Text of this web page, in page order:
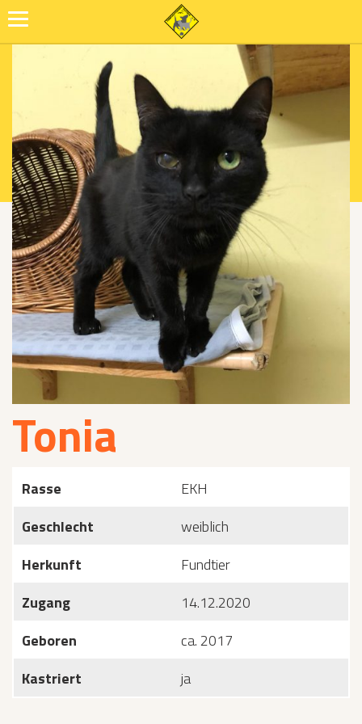
Tonia
Rasse
EKH
Geschlecht
weiblich
Herkunft
Fundtier
Zugang
14.12.2020
Geboren
ca. 2017
Kastriert
ja